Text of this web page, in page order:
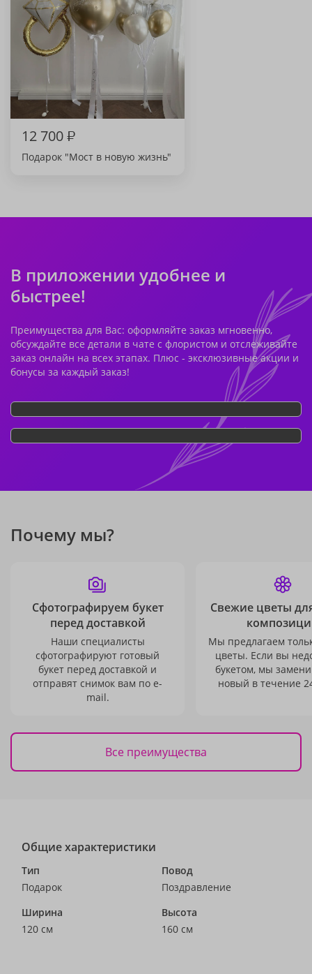
12 700₽
Подарок "Мост в новую жизнь"
В приложении удобнее и
быстрее!
Преимущества для Вас: оформляйте заказ мгновенно,
обсуждайте все детали в чате с флористом и отслеживайте
заказ онлайн на всех этапах. Плюс - эксклюзивные акции и
бонусы за каждый заказ!
Почему мы?
Сфотографируем букет
перед доставкой
Наши специалисты
сфотографируют готовый
букет перед доставкой и
отправят снимок вам по e-
mail.
Свежие цветы
Мы предлагаем
цветы. Если вы
букетом, мы
новый в течение
Все преимущества
Общие характеристики
Тип
Подарок
Повод
Поздравление
Ширина
120 см
Высота
160 см